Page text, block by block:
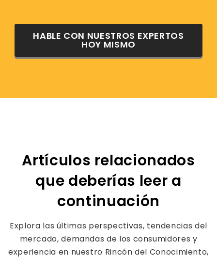
HABLE CON NUESTROS EXPERTOS
HOY MISMO
Artículos relacionados
que deberías leer a
continuación
Explora las últimas perspectivas, tendencias del
mercado, demandas de los consumidores y
experiencia en nuestro Rincón del Conocimiento,